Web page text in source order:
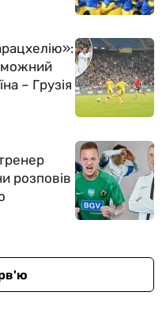
– Грузія
розповів